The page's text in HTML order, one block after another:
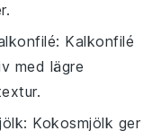
: Kalkonfilé
med lägre
: Kokosmjölk ger